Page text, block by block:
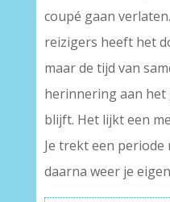
coupé gaan
reizigers heeft het
maar de tijd van
herinnering aan het
blijft. Het lijkt een
Je trekt een
daarna weer je